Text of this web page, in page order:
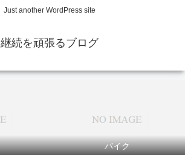
Just another WordPress site
継続を頑張るブログ
バイク